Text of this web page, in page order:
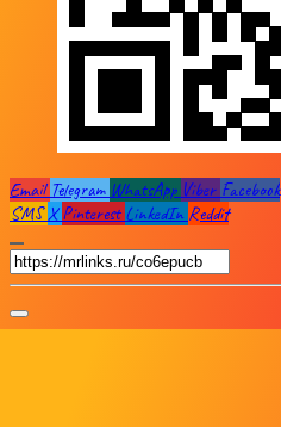
Email Telegram WhatsApp Viber Facebook
SMSXPinterest LinkedIn Reddit